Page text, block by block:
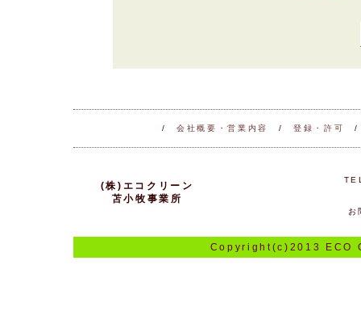
/ 会社概要・営業内容 / 登録・許可
(株)エコクリーン
苫小牧事業所
お
Copyright(c)2013 ECO